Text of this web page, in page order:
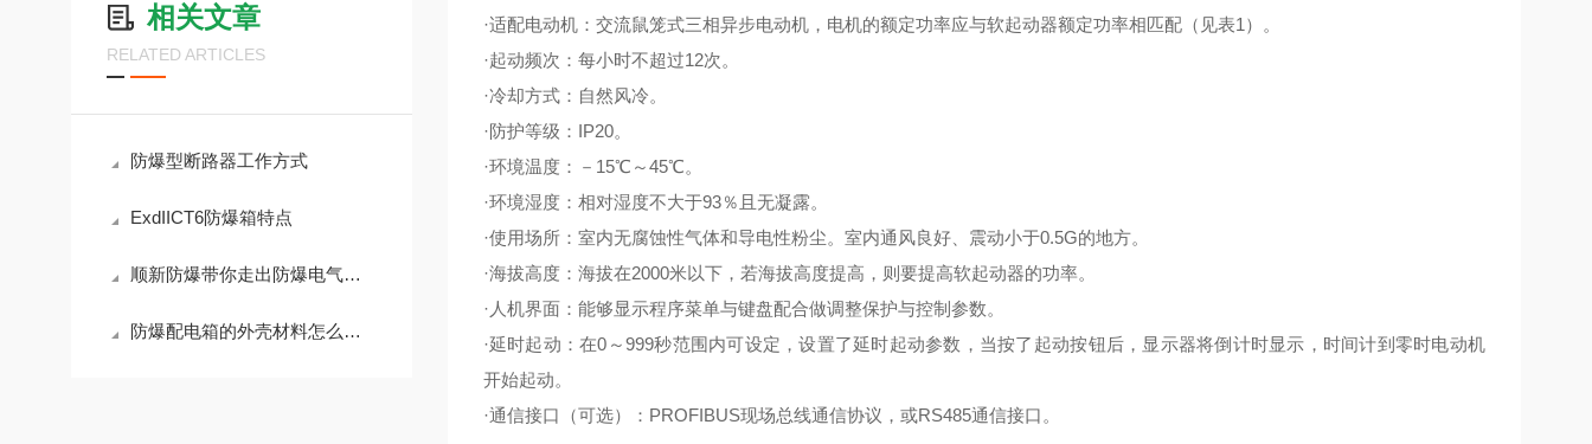
相关文章
RELATED ARTICLES
防爆型断路器工作方式
ExdIICT6防爆箱特点
顺新防爆带你走出防爆电气设备的误区
防爆配电箱的外壳材料怎么选择？
·适配电动机：交流鼠笼式三相异步电动机，电机的额定功率应与软起动器额定功率相匹配（见表1）。
·起动频次：每小时不超过12次。
·冷却方式：自然风冷。
·防护等级：IP20。
·环境温度：－15℃～45℃。
·环境湿度：相对湿度不大于93％且无凝露。
·使用场所：室内无腐蚀性气体和导电性粉尘。室内通风良好、震动小于0.5G的地方。
·海拔高度：海拔在2000米以下，若海拔高度提高，则要提高软起动器的功率。
·人机界面：能够显示程序菜单与键盘配合做调整保护与控制参数。
·延时起动：在0～999秒范围内可设定，设置了延时起动参数，当按了起动按钮后，显示器将倒计时显示，时间计到零时电动机
开始起动。
·通信接口（可选）：PROFIBUS现场总线通信协议，或RS485通信接口。